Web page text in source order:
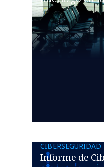
CIBERSEGURIDAD
Informe de